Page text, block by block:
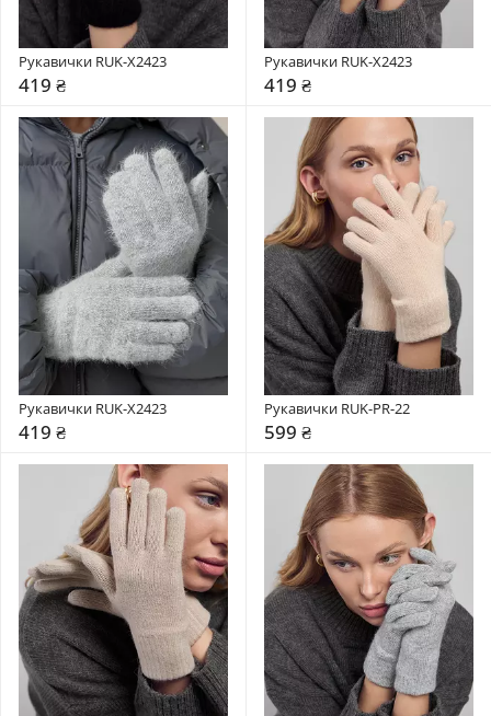
Рукавички RUK-X2423
419 ₴
Рукавички RUK-X2423
419 ₴
Рукавички RUK-X2423
419 ₴
Рукавички RUK-PR-22
599 ₴